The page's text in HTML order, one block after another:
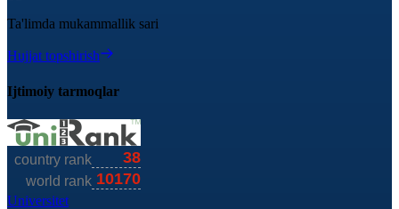
Ta'limda mukammallik sari
Hujjat topshirish
Ijtimoiy tarmoqlar
Universitet